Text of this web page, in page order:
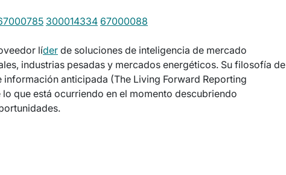
300014334 67000088
líder de soluciones de inteligencia de mercado
industrias pesadas y mercados energéticos. Su filosofía de
anticipada (The Living Forward Reporting
lo que está ocurriendo en el momento descubriendo